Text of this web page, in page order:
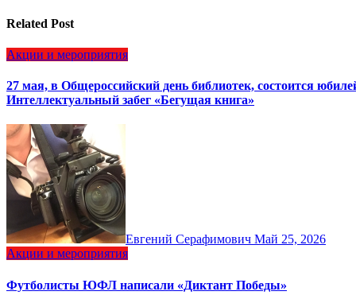
Related Post
Акции и мероприятия
27 мая, в Общероссийский день библиотек, состоится
Интеллектуальный забег «Бегущая книга»
Евгений Серафимович Май 25, 2026
Акции и мероприятия
Футболисты ЮФЛ написали «Диктант Победы»